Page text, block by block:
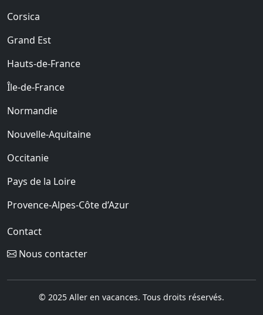
Corsica
Grand Est
Hauts-de-France
Île-de-France
Normandie
Nouvelle-Aquitaine
Occitanie
Pays de la Loire
Provence-Alpes-Côte d’Azur
Contact
Nous contacter
© 2025 Aller en vacances. Tous droits réservés.